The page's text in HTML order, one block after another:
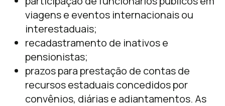
viagens e eventos internacionais ou
interestaduais;
recadastramento de inativos e
pensionistas;
prazos para prestação de contas de
recursos estaduais concedidos por
convênios, diárias e adiantamentos. As